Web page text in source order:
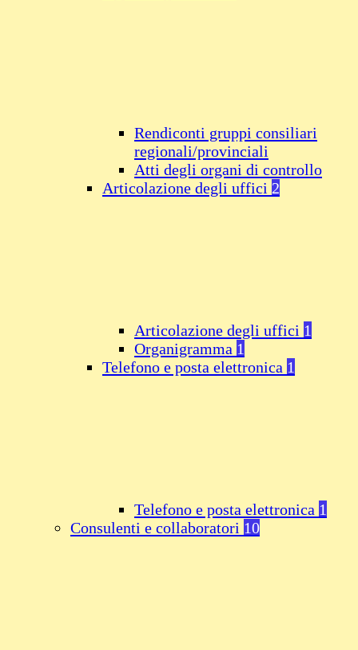
Rendiconti gruppi consiliari
regionali/provinciali
Atti degli organi di controllo
Articolazione degli uffici 2
Articolazione degli uffici 1
Organigramma 1
Telefono e posta elettronica 1
Telefono e posta elettronica 1
Consulenti e collaboratori 10